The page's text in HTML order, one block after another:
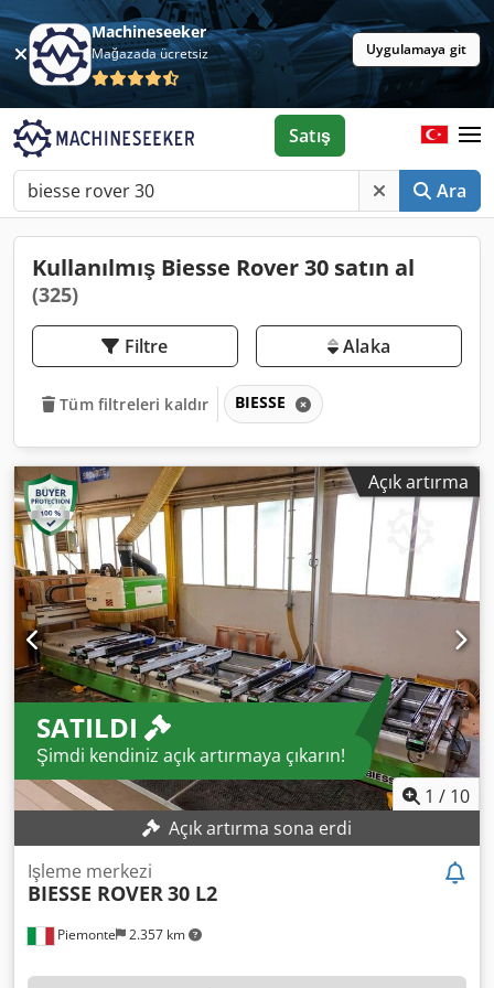
Machineseeker
Mağazada ücretsiz Uygulamaya git
Ara
Satış
Kullanılmış Biesse Rover 30 satın al
(325)
Filtre Alaka
Tüm filtreleri kaldır BIESSE
Açık artırma
SATILDI
Şimdi kendiniz açık artırmaya çıkarın!
1 / 10
Açık artırma sona erdi
Piemonte 2.357 km
Işleme merkezi
BIESSE ROVER30 L2